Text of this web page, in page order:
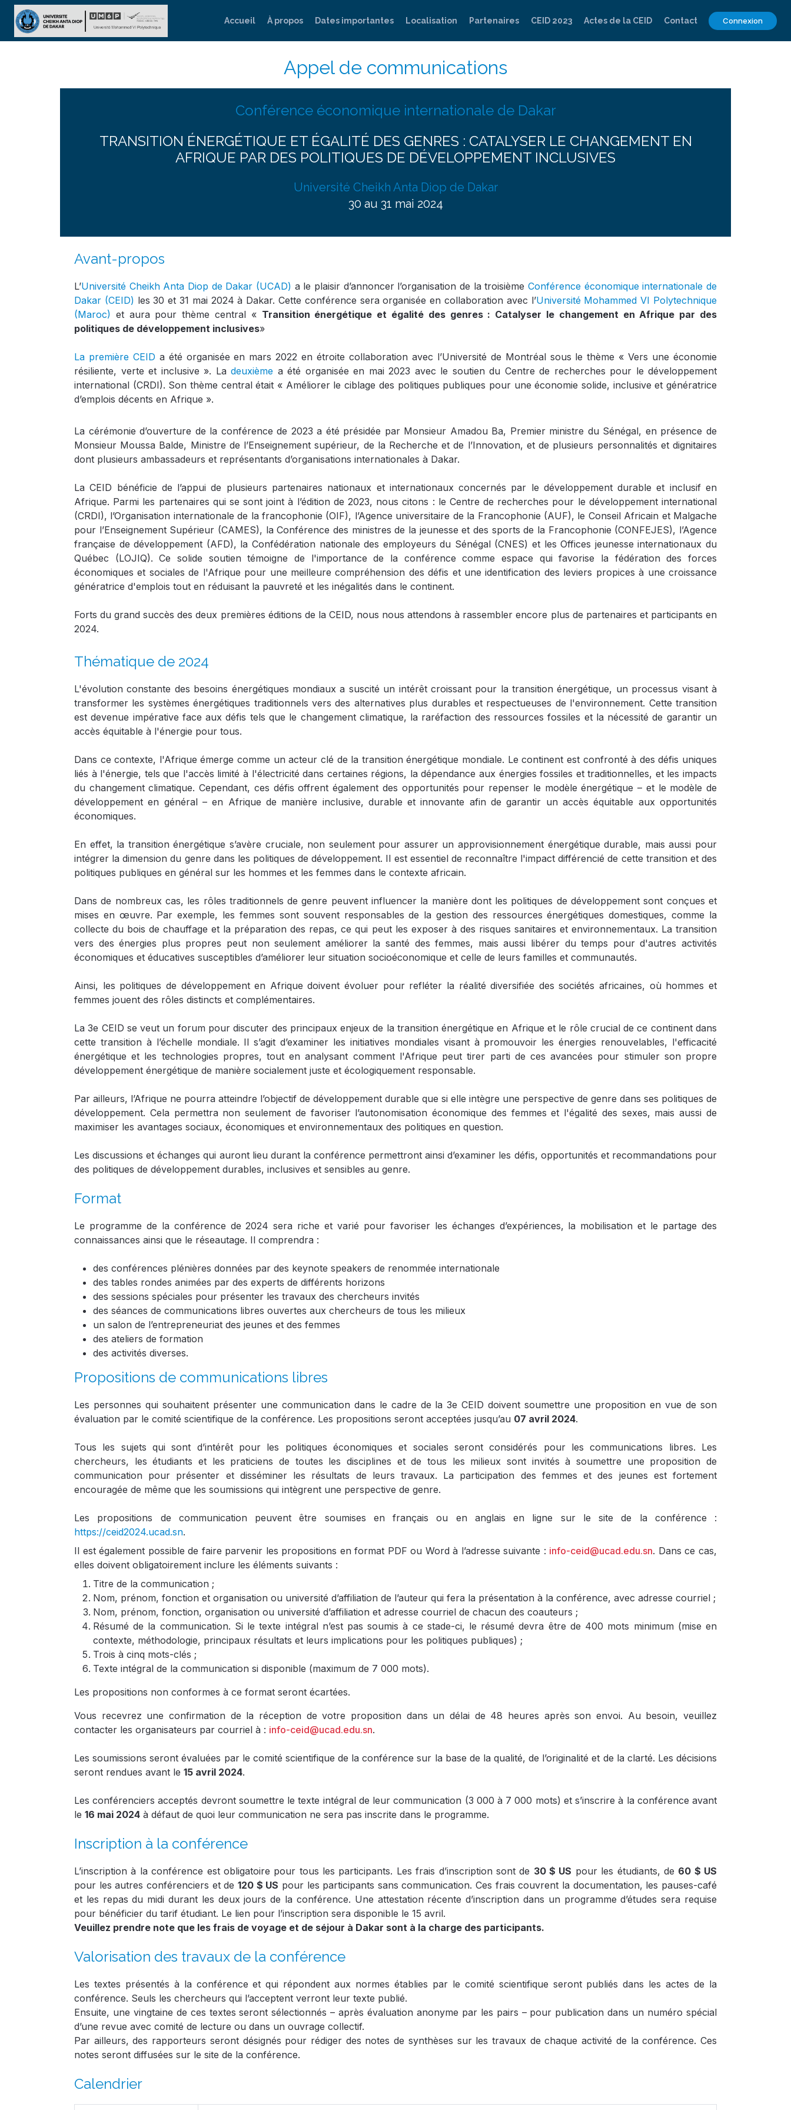
Accueil À propos Dates importantes Localisation Partenaires CEID 2023 Actes de la CEID Contact Connexion
Appel de communications
Conférence économique internationale de Dakar
TRANSITION ÉNERGÉTIQUE ET ÉGALITÉ DES GENRES : CATALYSER LE CHANGEMENT EN
AFRIQUE PAR DES POLITIQUES DE DÉVELOPPEMENT INCLUSIVES
Université Cheikh Anta Diop de Dakar
30 au 31 mai 2024
Avant-propos
L’Université Cheikh Anta Diop de Dakar (UCAD) a le plaisir d’annoncer l’organisation de la troisième Conférence économique internationale de
Dakar (CEID) les 30 et 31 mai 2024 à Dakar. Cette conférence sera organisée en collaboration avec l’Université Mohammed VI Polytechnique
(Maroc) et aura pour thème central « Transition énergétique et égalité des genres : Catalyser le changement en Afrique par des
politiques de développement inclusives»
La première CEID a été organisée en mars 2022 en étroite collaboration avec l’Université de Montréal sous le thème « Vers une économie
résiliente, verte et inclusive ». La deuxième a été organisée en mai 2023 avec le soutien du Centre de recherches pour le développement
international (CRDI). Son thème central était « Améliorer le ciblage des politiques publiques pour une économie solide, inclusive et génératrice
d’emplois décents en Afrique ».
La cérémonie d’ouverture de la conférence de 2023 a été présidée par Monsieur Amadou Ba, Premier ministre du Sénégal, en présence de
Monsieur Moussa Balde, Ministre de l’Enseignement supérieur, de la Recherche et de l’Innovation, et de plusieurs personnalités et dignitaires
dont plusieurs ambassadeurs et représentants d’organisations internationales à Dakar.
La CEID bénéficie de l’appui de plusieurs partenaires nationaux et internationaux concernés par le développement durable et inclusif en
Afrique. Parmi les partenaires qui se sont joint à l’édition de 2023, nous citons : le Centre de recherches pour le développement international
(CRDI), l’Organisation internationale de la francophonie (OIF), l’Agence universitaire de la Francophonie (AUF), le Conseil Africain et Malgache
pour l’Enseignement Supérieur (CAMES), la Conférence des ministres de la jeunesse et des sports de la Francophonie (CONFEJES), l’Agence
française de développement (AFD), la Confédération nationale des employeurs du Sénégal (CNES) et les Offices jeunesse internationaux du
Québec (LOJIQ). Ce solide soutien témoigne de l'importance de la conférence comme espace qui favorise la fédération des forces
économiques et sociales de l'Afrique pour une meilleure compréhension des défis et une identification des leviers propices à une croissance
génératrice d'emplois tout en réduisant la pauvreté et les inégalités dans le continent.
Forts du grand succès des deux premières éditions de la CEID, nous nous attendons à rassembler encore plus de partenaires et participants en
2024.
Thématique de 2024
L'évolution constante des besoins énergétiques mondiaux a suscité un intérêt croissant pour la transition énergétique, un processus visant à
transformer les systèmes énergétiques traditionnels vers des alternatives plus durables et respectueuses de l'environnement. Cette transition
est devenue impérative face aux défis tels que le changement climatique, la raréfaction des ressources fossiles et la nécessité de garantir un
accès équitable à l'énergie pour tous.
Dans ce contexte, l'Afrique émerge comme un acteur clé de la transition énergétique mondiale. Le continent est confronté à des défis uniques
liés à l'énergie, tels que l'accès limité à l'électricité dans certaines régions, la dépendance aux énergies fossiles et traditionnelles, et les impacts
du changement climatique. Cependant, ces défis offrent également des opportunités pour repenser le modèle énergétique – et le modèle de
développement en général – en Afrique de manière inclusive, durable et innovante afin de garantir un accès équitable aux opportunités
économiques.
En effet, la transition énergétique s’avère cruciale, non seulement pour assurer un approvisionnement énergétique durable, mais aussi pour
intégrer la dimension du genre dans les politiques de développement. Il est essentiel de reconnaître l'impact différencié de cette transition et des
politiques publiques en général sur les hommes et les femmes dans le contexte africain.
Dans de nombreux cas, les rôles traditionnels de genre peuvent influencer la manière dont les politiques de développement sont conçues et
mises en œuvre. Par exemple, les femmes sont souvent responsables de la gestion des ressources énergétiques domestiques, comme la
collecte du bois de chauffage et la préparation des repas, ce qui peut les exposer à des risques sanitaires et environnementaux. La transition
vers des énergies plus propres peut non seulement améliorer la santé des femmes, mais aussi libérer du temps pour d'autres activités
économiques et éducatives susceptibles d’améliorer leur situation socioéconomique et celle de leurs familles et communautés.
Ainsi, les politiques de développement en Afrique doivent évoluer pour refléter la réalité diversifiée des sociétés africaines, où hommes et
femmes jouent des rôles distincts et complémentaires.
La 3e CEID se veut un forum pour discuter des principaux enjeux de la transition énergétique en Afrique et le rôle crucial de ce continent dans
cette transition à l’échelle mondiale. Il s’agit d’examiner les initiatives mondiales visant à promouvoir les énergies renouvelables, l'efficacité
énergétique et les technologies propres, tout en analysant comment l'Afrique peut tirer parti de ces avancées pour stimuler son propre
développement énergétique de manière socialement juste et écologiquement responsable.
Par ailleurs, l’Afrique ne pourra atteindre l’objectif de développement durable que si elle intègre une perspective de genre dans ses politiques de
développement. Cela permettra non seulement de favoriser l’autonomisation économique des femmes et l'égalité des sexes, mais aussi de
maximiser les avantages sociaux, économiques et environnementaux des politiques en question.
Les discussions et échanges qui auront lieu durant la conférence permettront ainsi d’examiner les défis, opportunités et recommandations pour
des politiques de développement durables, inclusives et sensibles au genre.
Format
Le programme de la conférence de 2024 sera riche et varié pour favoriser les échanges d’expériences, la mobilisation et le partage des
connaissances ainsi que le réseautage. Il comprendra :
des conférences plénières données par des keynote speakers de renommée internationale
des tables rondes animées par des experts de différents horizons
des sessions spéciales pour présenter les travaux des chercheurs invités
des séances de communications libres ouvertes aux chercheurs de tous les milieux
un salon de l’entrepreneuriat des jeunes et des femmes
des ateliers de formation
des activités diverses.
Propositions de communications libres
Les personnes qui souhaitent présenter une communication dans le cadre de la 3e CEID doivent soumettre une proposition en vue de son
évaluation par le comité scientifique de la conférence. Les propositions seront acceptées jusqu’au 07 avril 2024.
Tous les sujets qui sont d’intérêt pour les politiques économiques et sociales seront considérés pour les communications libres. Les
chercheurs, les étudiants et les praticiens de toutes les disciplines et de tous les milieux sont invités à soumettre une proposition de
communication pour présenter et disséminer les résultats de leurs travaux. La participation des femmes et des jeunes est fortement
encouragée de même que les soumissions qui intègrent une perspective de genre.
Les propositions de communication peuvent être soumises en français ou en anglais en ligne sur le site de la conférence :
https://ceid2024.ucad.sn.
Il est également possible de faire parvenir les propositions en format PDF ou Word à l’adresse suivante : info-ceid@ucad.edu.sn. Dans ce cas,
elles doivent obligatoirement inclure les éléments suivants :
Titre de la communication ;
Nom, prénom, fonction et organisation ou université d’affiliation de l’auteur qui fera la présentation à la conférence, avec adresse courriel ;
Nom, prénom, fonction, organisation ou université d’affiliation et adresse courriel de chacun des coauteurs ;
Résumé de la communication. Si le texte intégral n’est pas soumis à ce stade-ci, le résumé devra être de 400 mots minimum (mise en
contexte, méthodologie, principaux résultats et leurs implications pour les politiques publiques) ;
Trois à cinq mots-clés ;
Texte intégral de la communication si disponible (maximum de 7 000 mots).
Les propositions non conformes à ce format seront écartées.
Vous recevrez une confirmation de la réception de votre proposition dans un délai de 48 heures après son envoi. Au besoin, veuillez
contacter les organisateurs par courriel à : info-ceid@ucad.edu.sn.
Les soumissions seront évaluées par le comité scientifique de la conférence sur la base de la qualité, de l’originalité et de la clarté. Les décisions
seront rendues avant le 15 avril 2024.
Les conférenciers acceptés devront soumettre le texte intégral de leur communication (3 000 à 7 000 mots) et s’inscrire à la conférence avant
le 16 mai 2024 à défaut de quoi leur communication ne sera pas inscrite dans le programme.
Inscription à la conférence
L’inscription à la conférence est obligatoire pour tous les participants. Les frais d’inscription sont de 30 $ US pour les étudiants, de 60 $ US
pour les autres conférenciers et de 120 $ US pour les participants sans communication. Ces frais couvrent la documentation, les pauses-café
et les repas du midi durant les deux jours de la conférence. Une attestation récente d’inscription dans un programme d’études sera requise
pour bénéficier du tarif étudiant. Le lien pour l’inscription sera disponible le 15 avril.
Veuillez prendre note que les frais de voyage et de séjour à Dakar sont à la charge des participants.
Valorisation des travaux de la conférence
Les textes présentés à la conférence et qui répondent aux normes établies par le comité scientifique seront publiés dans les actes de la
conférence. Seuls les chercheurs qui l’acceptent verront leur texte publié.
Ensuite, une vingtaine de ces textes seront sélectionnés – après évaluation anonyme par les pairs – pour publication dans un numéro spécial
d’une revue avec comité de lecture ou dans un ouvrage collectif.
Par ailleurs, des rapporteurs seront désignés pour rédiger des notes de synthèses sur les travaux de chaque activité de la conférence. Ces
notes seront diffusées sur le site de la conférence.
Calendrier